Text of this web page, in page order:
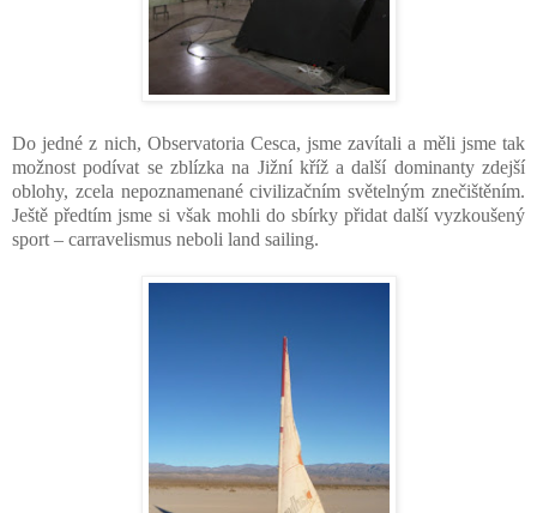
Do jedné z nich, Observatoria Cesca, jsme zavítali a měli jsme tak
možnost podívat se zblízka na Jižní kříž a další dominanty zdejší
oblohy, zcela nepoznamenané civilizačním světelným znečištěním.
Ještě předtím jsme si však mohli do sbírky přidat další vyzkoušený
sport – carravelismus neboli land sailing.